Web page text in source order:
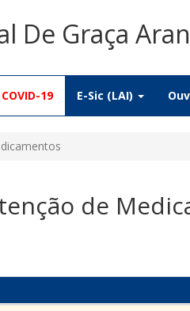
De Graça
COVID-19 E-Sic (LAI)
de